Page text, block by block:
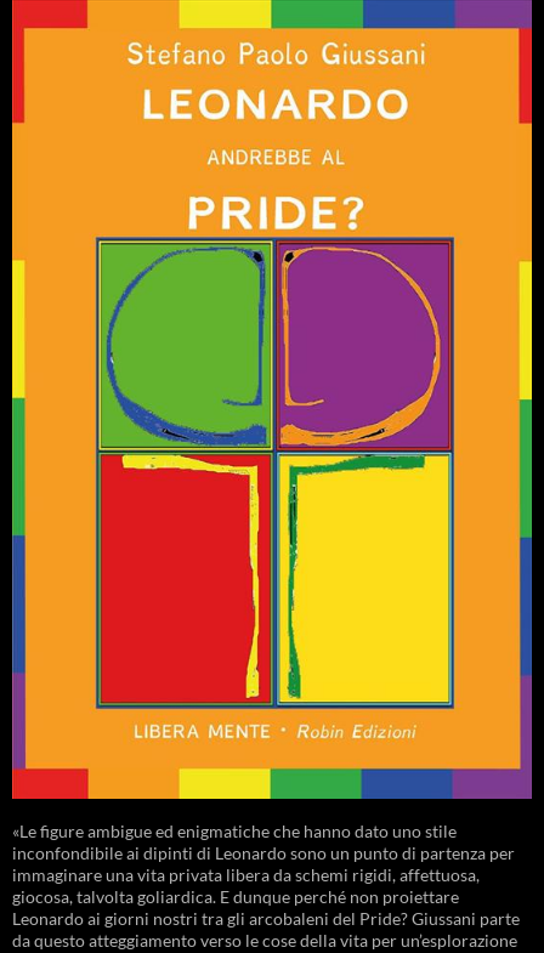
«Le figure ambigue ed enigmatiche che hanno dato uno stile
inconfondibile ai dipinti di Leonardo sono un punto di partenza per
immaginare una vita privata libera da schemi rigidi, affettuosa,
giocosa, talvolta goliardica. E dunque perché non proiettare
Leonardo ai giorni nostri tra gli arcobaleni del Pride? Giussani parte
da questo atteggiamento verso le cose della vita per un’esplorazione